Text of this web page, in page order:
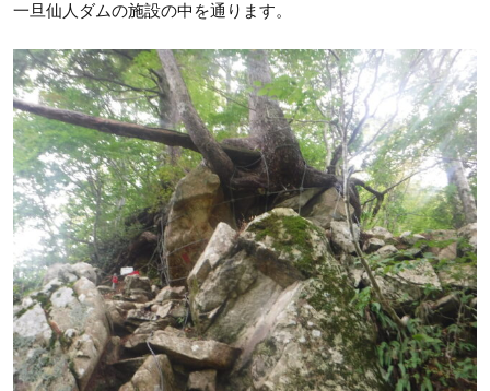
一旦仙人ダムの施設の中を通ります。